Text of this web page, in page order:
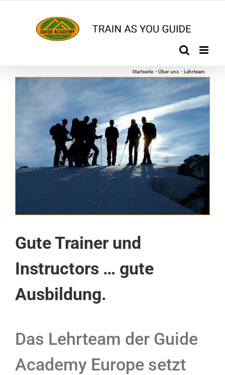
Startseite Über uns Lehrteam
Gute Trainer und
Instructors … gute
Ausbildung.
Das Lehrteam der Guide
Academy Europe setzt